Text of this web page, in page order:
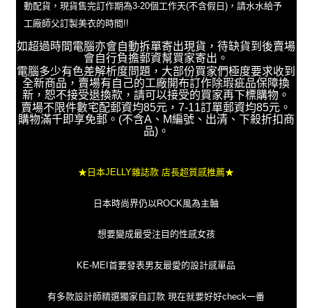
動配貨，現貨售完訂作期為3-20個工作天(不含假日)，請水水給予
工廠師父訂製美衣的時間!!
如超過時間電腦亦會自動拆單寄出現貨，待缺貨到後賣場
會自行負擔郵資幫買家寄出。
電腦多少有色差解析度問題，大部份買家們極度要求收到
全新商品，賣場有自己的工廠開布訂作除瑕疵品保障換
新，恕不接受退換款，請可以接受的買家再下標購物。
賣場不限件數宅配郵資均85元，7-11訂單郵資均85元。
購物滿千即享免郵。(不含A、M編號、出清、下殺折扣商
品)。
★日本JELLY雜誌款 店長超質感推薦★
日本時尚界仍以ROCK風為主軸
想要變成最受注目的性感女孩
KE-MEI首要發表男友最愛的設計感單品
有多款設計師精選獨家自訂款 現在就要好好check一番